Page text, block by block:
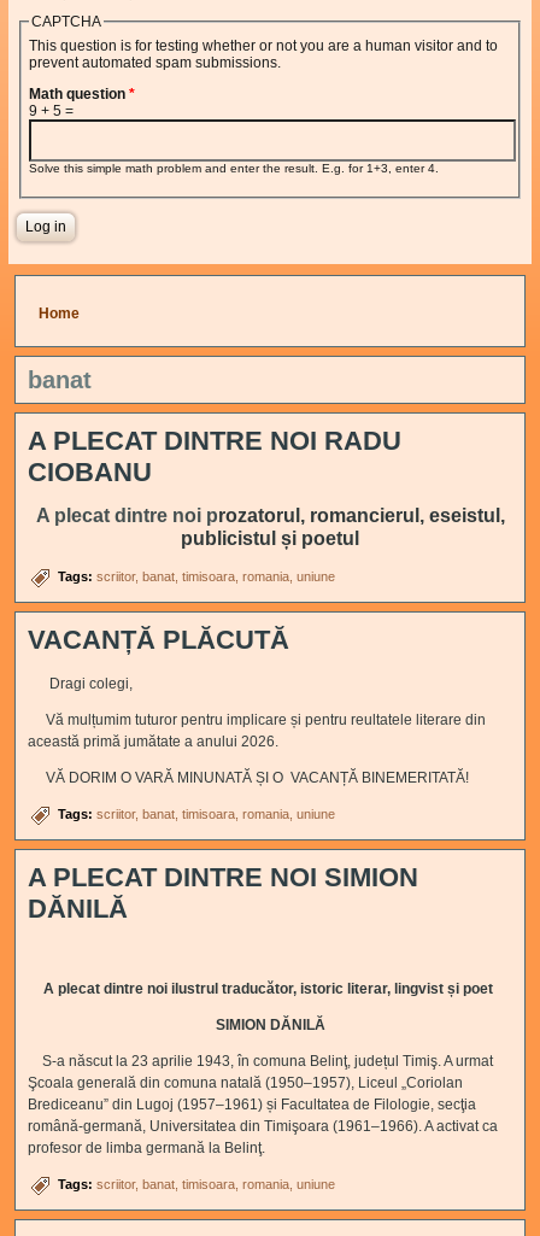
CAPTCHA
This question is for testing whether or not you are a human visitor and to
prevent automated spam submissions.
Math question*
9 + 5 =
Solve this simple math problem and enter the result. E.g. for 1+3, enter 4.
You are here
Home
banat
A PLECAT DINTRE NOI RADU
CIOBANU
A plecat dintre noi prozatorul, romancierul, eseistul,
publicistul și poetul
Tags:scriitor banat timisoara romania uniune
VACANȚĂ PLĂCUTĂ
Dragi colegi,
Vă mulțumim tuturor pentru implicare și pentru reultatele literare din
această primă jumătate a anului 2026.
VĂ DORIM O VARĂ MINUNATĂ ȘI O VACANȚĂ BINEMERITATĂ!
Tags:scriitor banat timisoara romania uniune
A PLECAT DINTRE NOI SIMION
DĂNILĂ
A plecat dintre noi ilustrul traducător, istoric literar, lingvist și poet
SIMION DĂNILĂ
S-a născut la 23 aprilie 1943, în comuna Belinţ, județul Timiş. A urmat
Şcoala generală din comuna natală (1950–1957), Liceul „Coriolan
Brediceanu” din Lugoj (1957–1961) și Facultatea de Filologie, secţia
română-germană, Universitatea din Timişoara (1961–1966). A activat ca
profesor de limba germană la Belinţ.
Tags:scriitor banat timisoara romania uniune